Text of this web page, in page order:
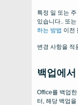
특정 일 또는
있습니다.. 또
하는 방법 이전
변경 사항을 적
백업에
Office를 백업
터, 해당 백업